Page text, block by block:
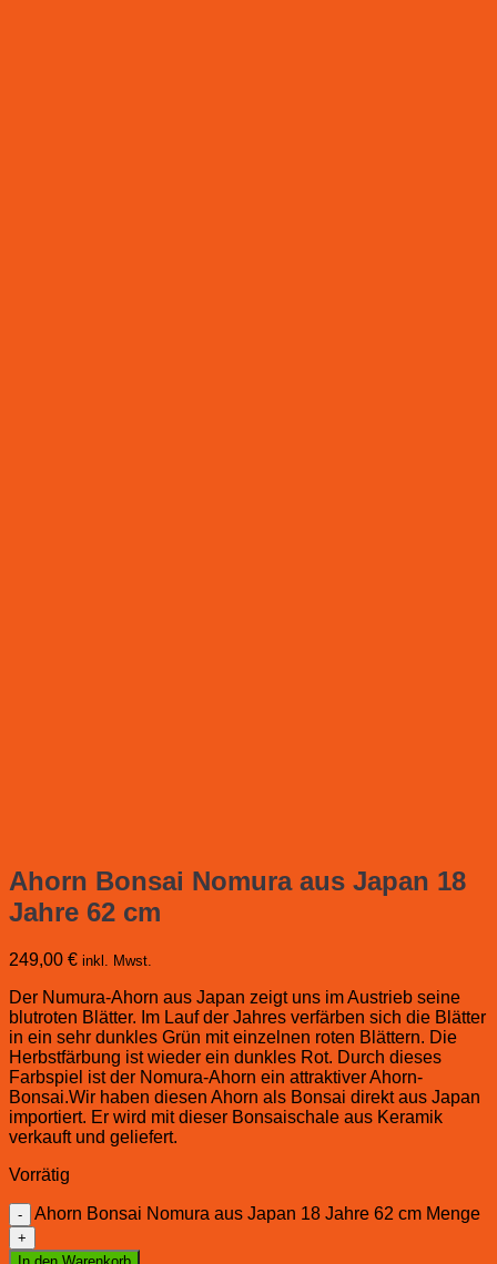
Ahorn Bonsai Nomura aus Japan 18
Jahre 62 cm
249,00 € inkl. Mwst.
Der Numura-Ahorn aus Japan zeigt uns im Austrieb seine
blutroten Blätter. Im Lauf der Jahres verfärben sich die Blätter
in ein sehr dunkles Grün mit einzelnen roten Blättern. Die
Herbstfärbung ist wieder ein dunkles Rot. Durch dieses
Farbspiel ist der Nomura-Ahorn ein attraktiver Ahorn-
Bonsai.Wir haben diesen Ahorn als Bonsai direkt aus Japan
importiert. Er wird mit dieser Bonsaischale aus Keramik
verkauft und geliefert.
Vorrätig
Ahorn Bonsai Nomura aus Japan 18 Jahre 62 cm Menge